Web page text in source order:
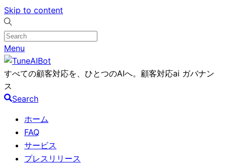
Skip to content
Menu
すべての顧客対応を、ひとつのAIへ。顧客対応ai ガバナン
ス
Search
ホーム
FAQ
サービス
プレスリリース